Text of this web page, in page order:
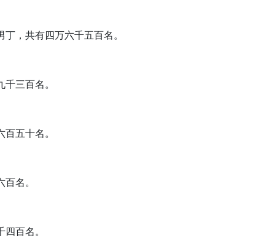
，共有四万六千五百名。
三百名。
五十名。
名。
百名。